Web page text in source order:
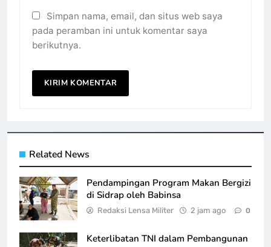
Simpan nama, email, dan situs web saya
pada peramban ini untuk komentar saya
berikutnya.
Related News
Pendampingan Program Makan Bergizi
di Sidrap oleh Babinsa
Redaksi Lensa Militer 2 jam ago 0
Keterlibatan TNI dalam Pembangunan